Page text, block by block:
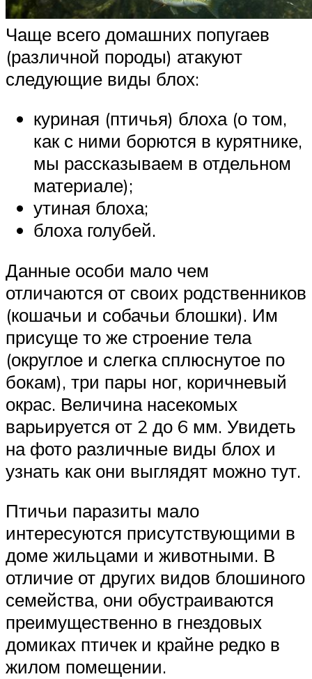
Чаще всего домашних попугаев
(различной породы) атакуют
следующие виды блох:
куриная (птичья) блоха (о том,
как с ними борются в курятнике,
мы рассказываем в отдельном
материале);
утиная блоха;
блоха голубей.
Данные особи мало чем
отличаются от своих родственников
(кошачьи и собачьи блошки). Им
присуще то же строение тела
(округлое и слегка сплюснутое по
бокам), три пары ног, коричневый
окрас. Величина насекомых
варьируется от 2 до 6 мм. Увидеть
на фото различные виды блох и
узнать как они выглядят можно тут.
Птичьи паразиты мало
интересуются присутствующими в
доме жильцами и животными. В
отличие от других видов блошиного
семейства, они обустраиваются
преимущественно в гнездовых
домиках птичек и крайне редко в
жилом помещении.